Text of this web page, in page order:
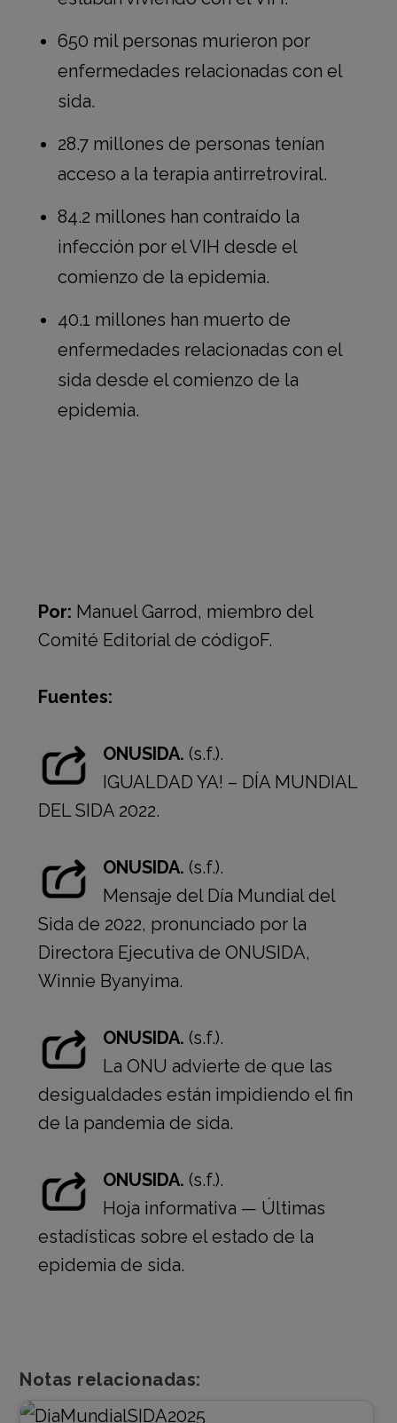
650 mil personas murieron por
enfermedades relacionadas con el
sida.
28.7 millones de personas tenían
acceso a la terapia antirretroviral.
84.2 millones han contraído la
infección por el VIH desde el
comienzo de la epidemia.
40.1 millones han muerto de
enfermedades relacionadas con el
sida desde el comienzo de la
epidemia.
Por: Manuel Garrod, miembro del
Comité Editorial de códigoF.
Fuentes:
ONUSIDA. (s.f.).
IGUALDAD YA! – DÍA MUNDIAL
DEL SIDA 2022.
ONUSIDA. (s.f.).
Mensaje del Día Mundial del
Sida de 2022, pronunciado por la
Directora Ejecutiva de ONUSIDA,
Winnie Byanyima.
ONUSIDA. (s.f.).
La ONU advierte de que las
desigualdades están impidiendo el fin
de la pandemia de sida.
ONUSIDA. (s.f.).
Hoja informativa — Últimas
estadísticas sobre el estado de la
epidemia de sida.
Notas relacionadas: